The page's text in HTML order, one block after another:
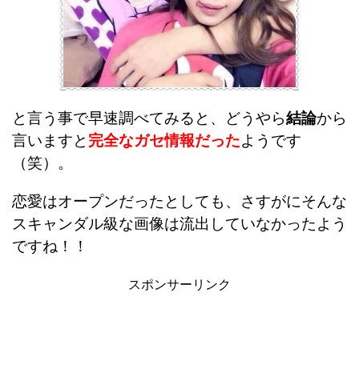
と言う事で早速調べてみると、どうやら結論から
言いますと 完全なガセ情報だったようです
（笑）。
恋愛はオープンだったとしても、さすがにそんな
スキャンダル級な画像は流出していなかったよう
ですね！！
スポンサーリンク